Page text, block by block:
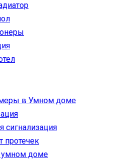
в Умном доме
сигнализация
протечек
умном доме